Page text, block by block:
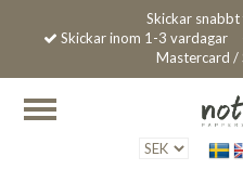
Skickar
Skickar inom 1-3 vardagar
Mastercard /